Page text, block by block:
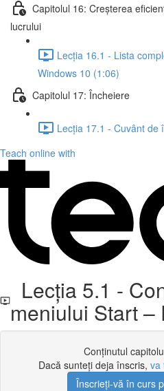
Capitolul 16: Creșterea
lucrului
Lecția 16.1 - Lista
Windows 10 (1:06)
Capitolul 17: Încheiere
Lecția 17.1 - Cuvânt de
Teach online with
Lecția 5.1 -
meniului Start –
Conținutul
Dacă sunteți deja înscris, va
Înscrieți-vă în curs